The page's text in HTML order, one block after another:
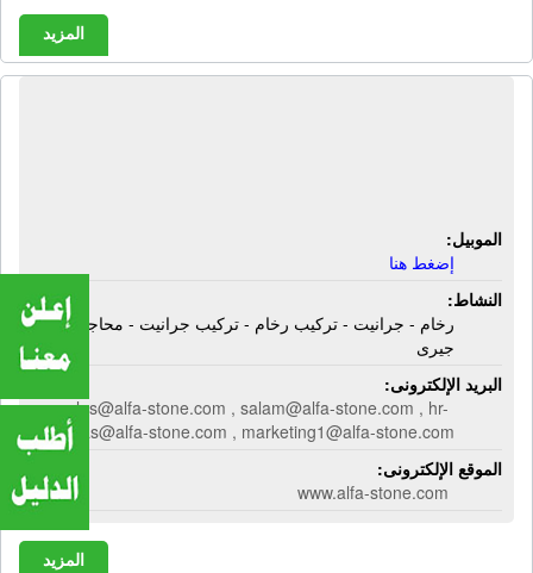
المزيد
الموبيل:
إضغط هنا
النشاط:
رخام - جرانيت - تركيب رخام - تركيب جرانيت - محاجر - حجر
جيرى
البريد الإلكترونى:
sales@alfa-stone.com , salam@alfa-stone.com , hr-
as@alfa-stone.com , marketing1@alfa-stone.com
الموقع الإلكترونى:
www.alfa-stone.com
المزيد